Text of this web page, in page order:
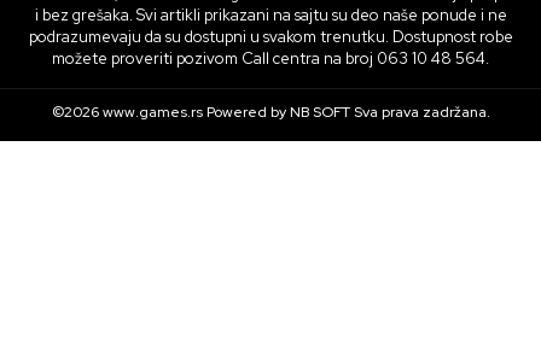
i bez grešaka. Svi artikli prikazani na sajtu su deo naše ponude i ne
podrazumevaju da su dostupni u svakom trenutku. Dostupnost robe
možete proveriti pozivom Call centra na broj 063 10 48 564.
©2026www.games.rs Powered byNB SOFTSva prava zadržana.